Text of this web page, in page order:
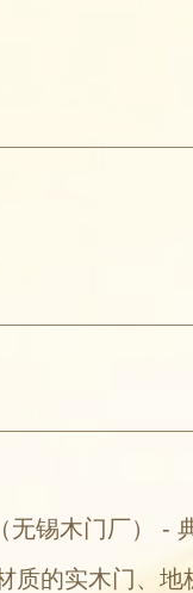
锡木门厂） -
质的实木门、